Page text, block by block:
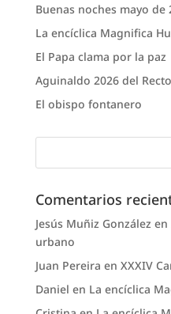
Buenas noches mayo de
La encíclica Magnifica
El Papa clama por la paz
Aguinaldo 2026 del
El obispo fontanero
Comentarios
Jesús Muñiz González en
urbano
Juan Pereira en XXXIV
Daniel en La encíclica